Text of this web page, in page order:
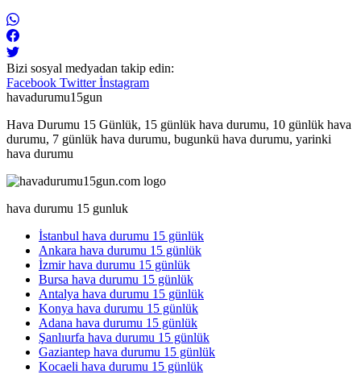
Bizi sosyal medyadan takip edin:
Facebook Twitterİnstagram
havadurumu15gun
Hava Durumu 15 Günlük, 15 günlük hava durumu, 10 günlük hava
durumu, 7 günlük hava durumu, bugunkü hava durumu, yarinki
hava durumu
hava durumu 15 gunluk
İstanbul hava durumu 15 günlük
Ankara hava durumu 15 günlük
İzmir hava durumu 15 günlük
Bursa hava durumu 15 günlük
Antalya hava durumu 15 günlük
Konya hava durumu 15 günlük
Adana hava durumu 15 günlük
Şanlıurfa hava durumu 15 günlük
Gaziantep hava durumu 15 günlük
Kocaeli hava durumu 15 günlük